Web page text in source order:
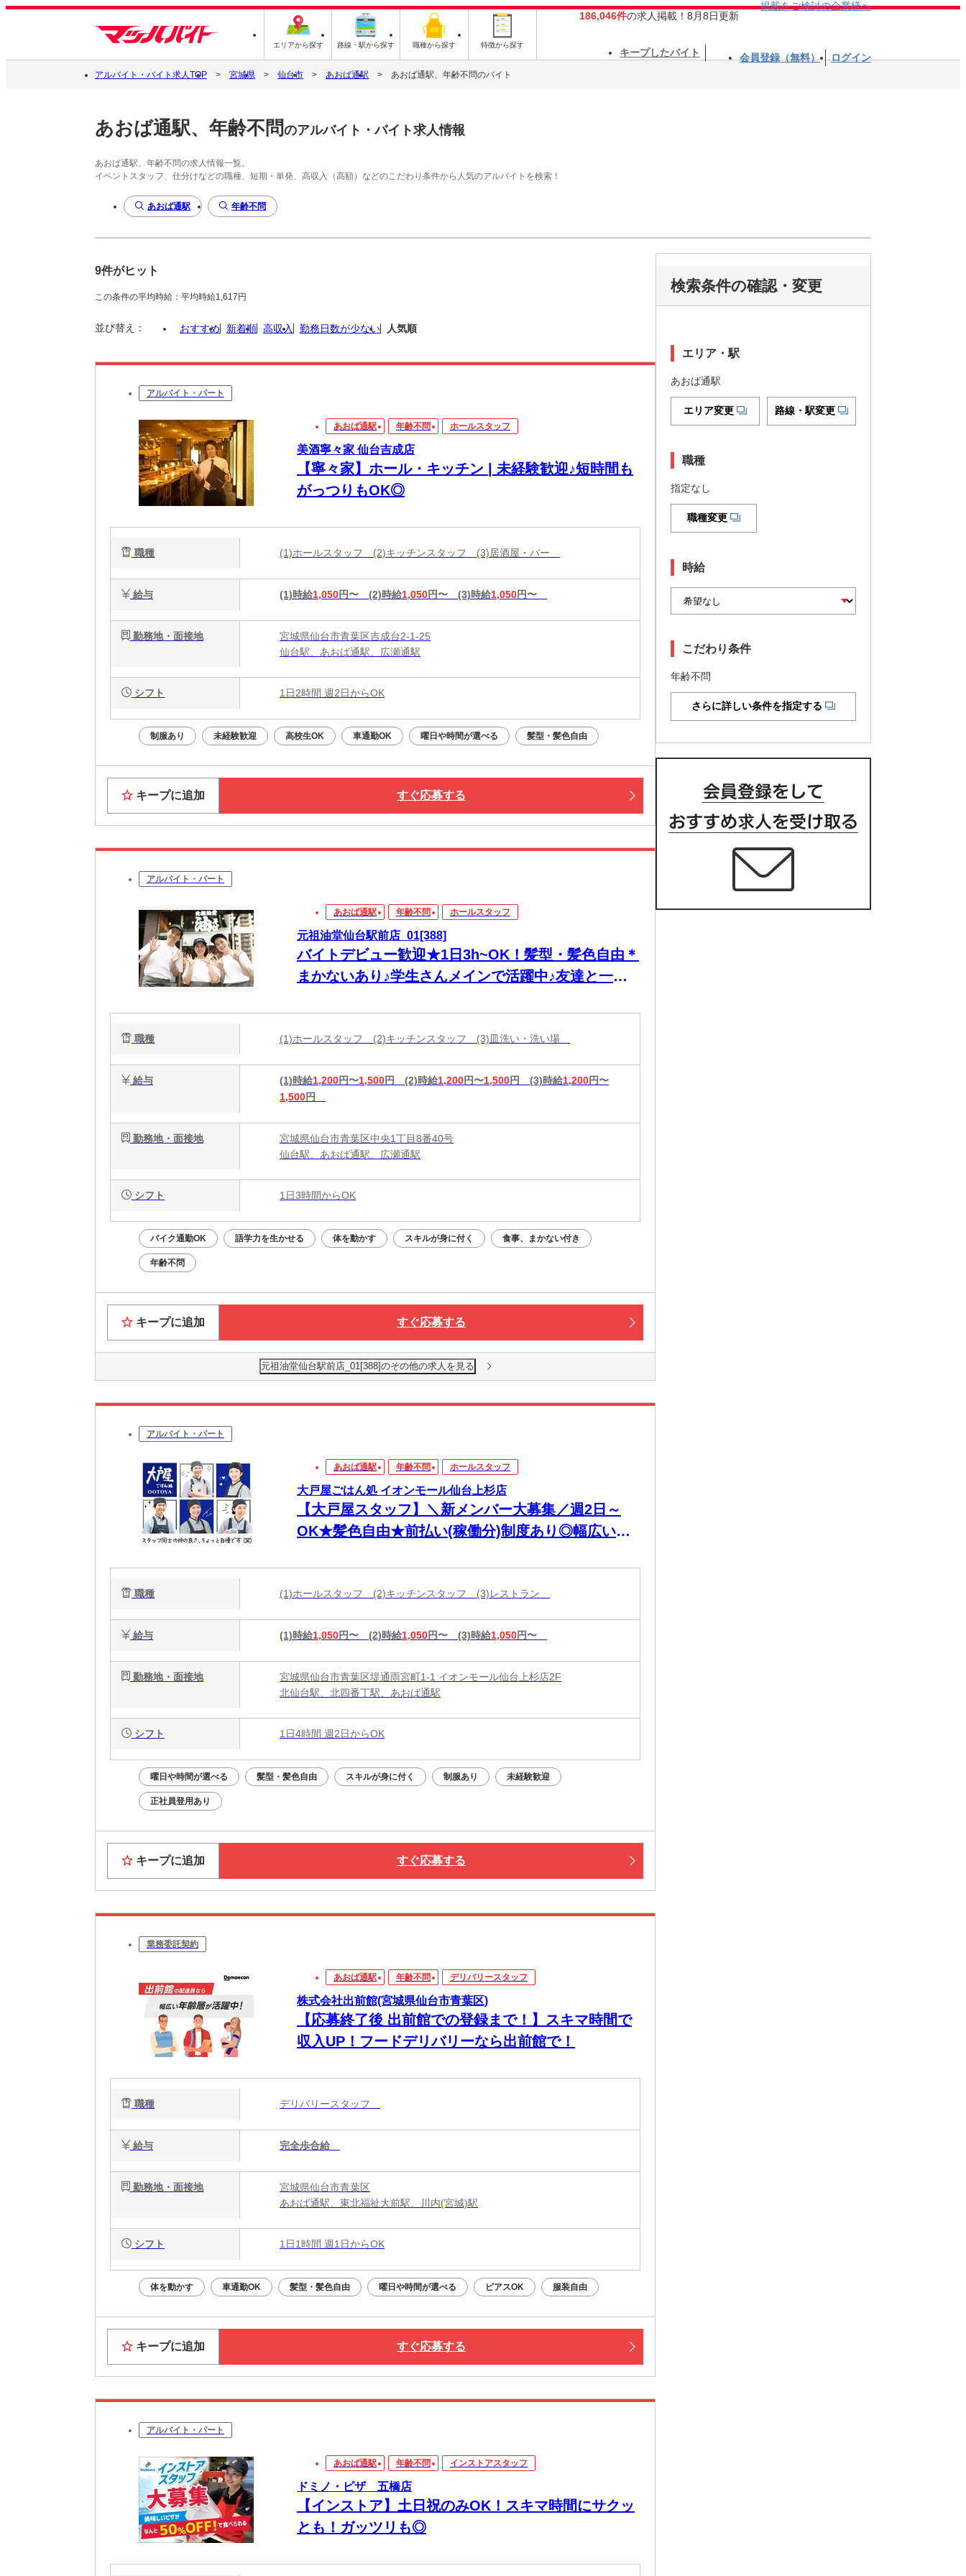
エリアから探す 路線・駅から探す 職種から探す 特徴から探す
186,046件の求人掲載！8月8日更新
掲載をご検討の企業様へ
キープしたバイト 会員登録（無料） ログイン
アルバイト・バイト求人TOP 宮城県 仙台市 あおば通駅 あおば通駅、年齢不問のバイト
あおば通駅、年齢不問のアルバイト・バイト求人情報
あおば通駅、年齢不問の求人情報一覧。
イベントスタッフ、仕分けなどの職種、短期・単発、高収入（高額）などのこだわり条件から人気のアルバイトを検索！
あおば通駅 年齢不問
9件がヒット
この条件の平均時給：平均時給1,617円
並び替え： おすすめ 新着順 高収入 勤務日数が少ない 人気順
アルバイト・パート
あおば通駅 年齢不問 ホールスタッフ
美酒寧々家 仙台吉成店
【寧々家】ホール・キッチン | 未経験歓迎♪短時間も
がっつりもOK◎
職種 (1)ホールスタッフ (2)キッチンスタッフ (3)居酒屋・バー
給与 (1)時給1,050円〜 (2)時給1,050円〜 (3)時給1,050円〜
勤務地・面接地
宮城県仙台市青葉区吉成台2-1-25
仙台駅、あおば通駅、広瀬通駅
シフト 1日2時間 週2日からOK
制服あり 未経験歓迎 高校生OK 車通勤OK 曜日や時間が選べる 髪型・髪色自由
キープに追加 すぐ応募する
アルバイト・パート
あおば通駅 年齢不問 ホールスタッフ
元祖油堂仙台駅前店_01[388]
バイトデビュー歓迎★1日3h~OK！髪型・髪色自由＊
まかないあり♪学生さんメインで活躍中♪友達と一緒
職種 (1)ホールスタッフ (2)キッチンスタッフ (3)皿洗い・洗い場
給与 (1)時給1,200円〜1,500円 (2)時給1,200円〜1,500円 (3)時給1,200円〜
1,500円
勤務地・面接地
宮城県仙台市青葉区中央1丁目8番40号
仙台駅、あおば通駅、広瀬通駅
シフト 1日3時間からOK
バイク通勤OK 語学力を生かせる 体を動かす スキルが身に付く 食事、まかない付き
年齢不問
キープに追加 すぐ応募する
元祖油堂仙台駅前店_01[388]のその他の求人を見る
アルバイト・パート
あおば通駅 年齢不問 ホールスタッフ
大戸屋ごはん処 イオンモール仙台上杉店
【大戸屋スタッフ】＼新メンバー大募集／週2日～
OK★髪色自由★前払い(稼働分)制度あり◎幅広い年
職種 (1)ホールスタッフ (2)キッチンスタッフ (3)レストラン
給与 (1)時給1,050円〜 (2)時給1,050円〜 (3)時給1,050円〜
勤務地・面接地
宮城県仙台市青葉区堤通雨宮町1-1 イオンモール仙台上杉店2F
北仙台駅、北四番丁駅、あおば通駅
シフト 1日4時間 週2日からOK
曜日や時間が選べる 髪型・髪色自由 スキルが身に付く 制服あり 未経験歓迎
正社員登用あり
キープに追加 すぐ応募する
業務委託契約
あおば通駅 年齢不問 デリバリースタッフ
株式会社出前館(宮城県仙台市青葉区)
【応募終了後 出前館での登録まで！】スキマ時間で
収入UP！フードデリバリーなら出前館で！
職種 デリバリースタッフ
給与 完全歩合給
勤務地・面接地
宮城県仙台市青葉区
あおば通駅、東北福祉大前駅、川内(宮城)駅
シフト 1日1時間 週1日からOK
体を動かす 車通勤OK 髪型・髪色自由 曜日や時間が選べる ピアスOK 服装自由
キープに追加 すぐ応募する
アルバイト・パート
あおば通駅 年齢不問 インストアスタッフ
ドミノ・ピザ 五橋店
【インストア】土日祝のみOK！スキマ時間にサクッ
とも！ガッツリも◎
検索条件の確認・変更
エリア・駅
あおば通駅
エリア変更 路線・駅変更
職種
指定なし
職種変更
時給
こだわり条件
年齢不問
さらに詳しい条件を指定する